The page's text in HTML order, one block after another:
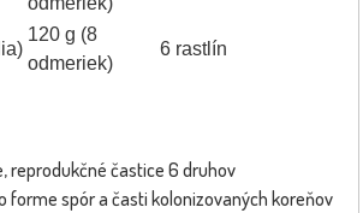
120 g (8
odmeriek)
6 rastlín
reprodukčné častice 6 druhov
forme spór a časti kolonizovaných koreňov